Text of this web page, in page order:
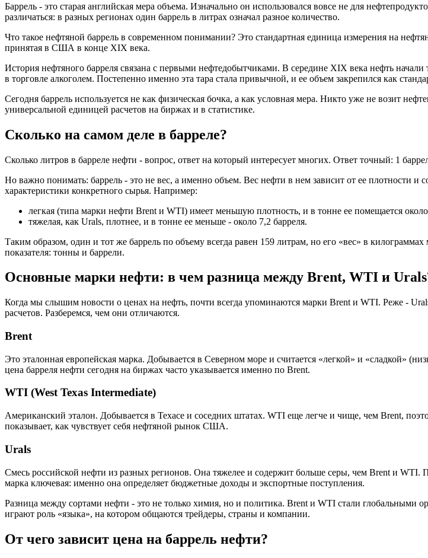
Баррель - это старая английская мера объема. Изначально он использовался вовсе не для
различаться: в разных регионах один баррель в литрах означал разное количество.
Что такое нефтяной баррель в современном понимании? Это стандартная единица измерения на
принятая в США в конце XIX века.
История нефтяного барреля связана с первыми нефтедобытчиками. В середине XIX века нефть
в торговле алкоголем. Постепенно именно эта тара стала привычной, и ее объем закрепился как
Сегодня баррель используется не как физическая бочка, а как условная мера. Никто уже не возит
универсальной единицей расчетов на биржах и в статистике.
Сколько на самом деле в барреле?
Сколько литров в барреле нефти - вопрос, ответ на который интересует многих. Ответ точный: 1
Но важно понимать: баррель - это не вес, а именно объем. Вес нефти в нем зависит от ее плотности и
характеристики конкретного сырья. Например:
легкая (типа марки нефти Brent и WTI) имеет меньшую плотность, и в тонне ее помещается около
тяжелая, как Urals, плотнее, и в тонне ее меньше - около 7,2 барреля.
Таким образом, один и тот же баррель по объему всегда равен 159 литрам, но его «вес» в
показателя: тонны и баррели.
Основные марки нефти: в чем разница между Brent, WTI и
Когда мы слышим новости о ценах на нефть, почти всегда упоминаются марки Brent и WTI. Реже -
расчетов. Разберемся, чем они отличаются.
Brent
Это эталонная европейская марка. Добывается в Северном море и считается «легкой» и «сладкой»
цена барреля нефти сегодня на биржах часто указывается именно по Brent.
WTI (West Texas Intermediate)
Американский эталон. Добывается в Техасе и соседних штатах. WTI еще легче и чище, чем Brent,
показывает, как чувствует себя нефтяной рынок США.
Urals
Смесь российской нефти из разных регионов. Она тяжелее и содержит больше серы, чем Brent и
марка ключевая: именно она определяет бюджетные доходы и экспортные поступления.
Разница между сортами нефти - это не только химия, но и политика. Brent и WTI стали глобальными
играют роль «языка», на котором общаются трейдеры, страны и компании.
От чего зависит цена на баррель нефти?